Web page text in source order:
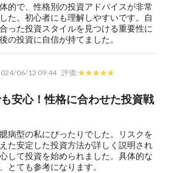
的で、性格別の投資アドバイスが非常
た。初心者にも理解しやすいです。自
った投資スタイルを見つける重要性に
の投資に自信が持てました。
06/12 09:44 評価:
安心！性格に合わせた投資戦
病型の私にぴったりでした。リスクを
た安定した投資方法が詳しく説明され
して投資を始められました。具体的な
とても参考になります。